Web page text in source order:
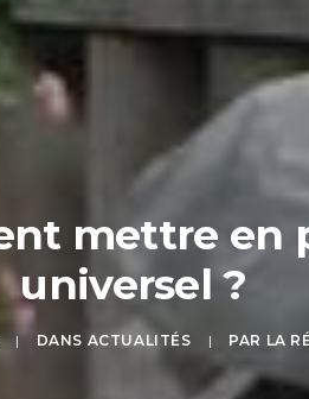
mettre en
universel ?
| DANS ACTUALITÉS | PAR LA